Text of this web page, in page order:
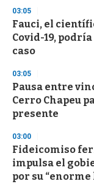
3
s
e
c
o
d
s
03:05
Fauci, el
Covid-19,
caso
03:05
Pausa entre
Cerro Chapeu
presente
03:00
Fideicomiso
impulsa el
por su